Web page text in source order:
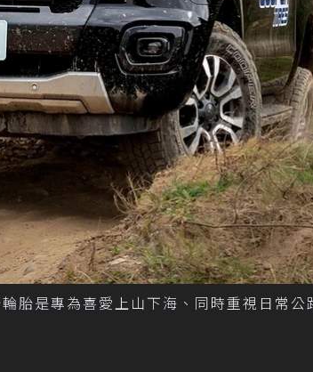
是專為喜愛上山下海、同時重視日常公